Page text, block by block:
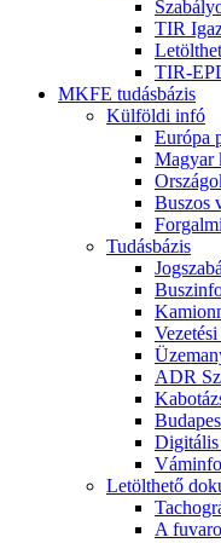
TIR
TIR-
MKFE tudásbázis
Külföldi infó
Európa
Magyar
Buszos
Tudásbázis
ADR
Digitális
Váminfo
Letölthető
A